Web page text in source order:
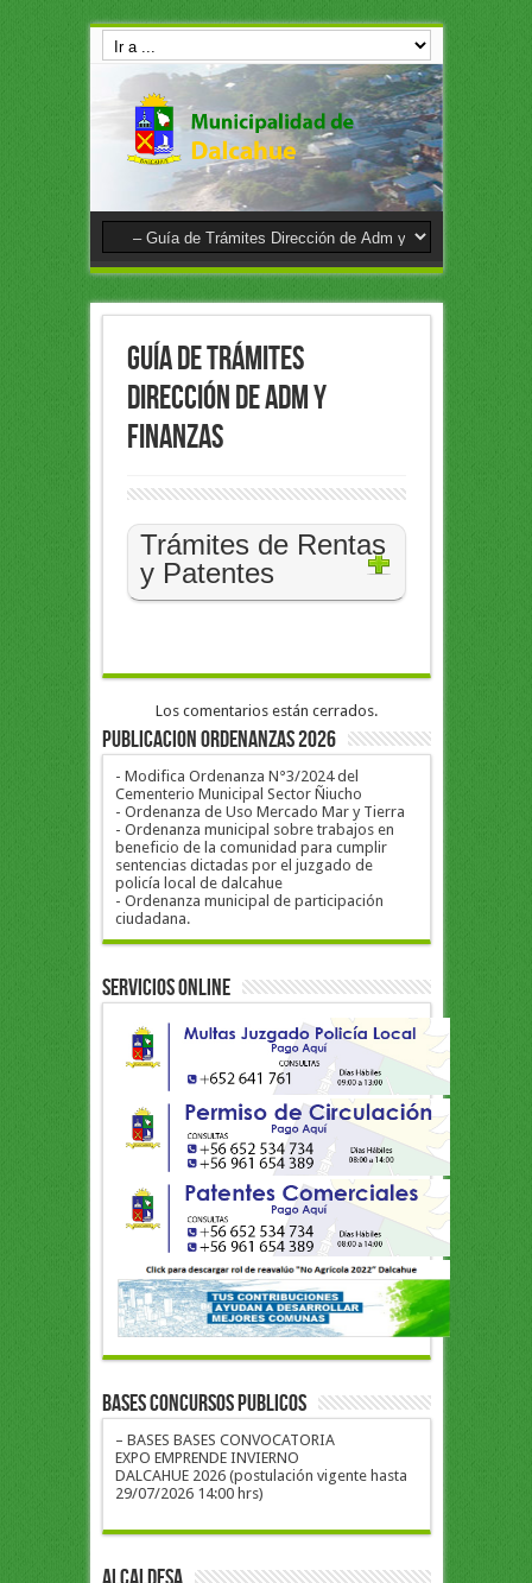
Guía de Trámites
Dirección de Adm y
Finanzas
Trámites de Rentas
y Patentes
Los comentarios están cerrados.
PUBLICACION ORDENANZAS 2026
- Modifica Ordenanza N°3/2024 del
Cementerio Municipal Sector Ñiucho
- Ordenanza de Uso Mercado Mar y Tierra
- Ordenanza municipal sobre trabajos en
beneficio de la comunidad para cumplir
sentencias dictadas por el juzgado de
policía local de dalcahue
- Ordenanza municipal de participación
ciudadana.
Servicios Online
BASES CONCURSOS PUBLICOS
– BASES BASES CONVOCATORIA
EXPO EMPRENDE INVIERNO
DALCAHUE 2026 (postulación vigente hasta
29/07/2026 14:00 hrs)